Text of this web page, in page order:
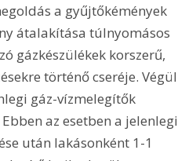
a gyűjtőkémények
átalakítása túlnyomásos
gázkészülékek korszerű,
történő cseréje. Végül
gáz-vízmelegítők
az esetben a jelenlegi
után lakásonként 1-1